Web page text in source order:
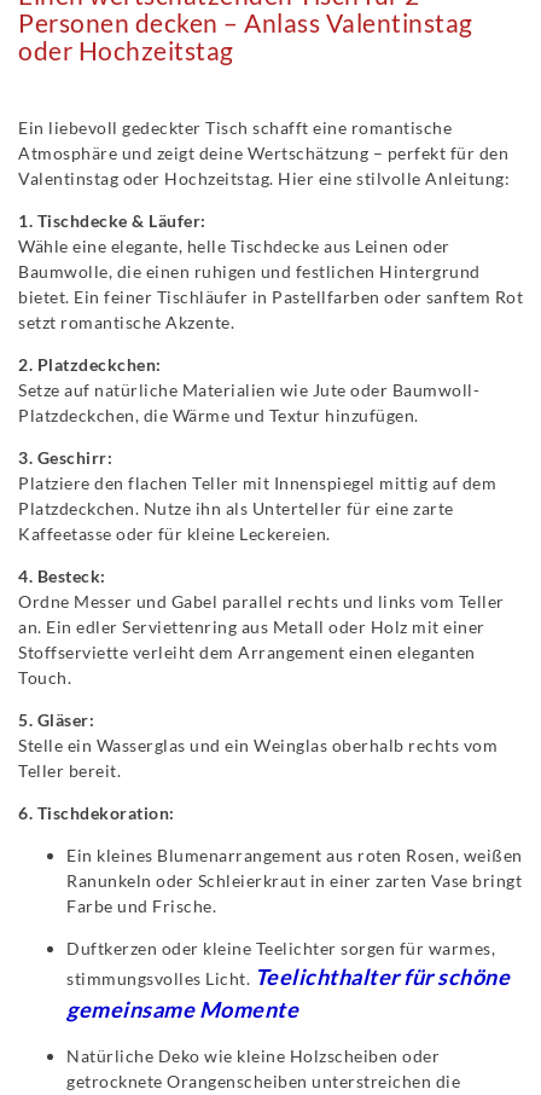
Personen decken – Anlass Valentinstag
oder Hochzeitstag
Ein liebevoll gedeckter Tisch schafft eine romantische
Atmosphäre und zeigt deine Wertschätzung – perfekt für den
Valentinstag oder Hochzeitstag. Hier eine stilvolle Anleitung:
1. Tischdecke & Läufer:
Wähle eine elegante, helle Tischdecke aus Leinen oder
Baumwolle, die einen ruhigen und festlichen Hintergrund
bietet. Ein feiner Tischläufer in Pastellfarben oder sanftem Rot
setzt romantische Akzente.
2. Platzdeckchen:
Setze auf natürliche Materialien wie Jute oder Baumwoll-
Platzdeckchen, die Wärme und Textur hinzufügen.
3. Geschirr:
Platziere den flachen Teller mit Innenspiegel mittig auf dem
Platzdeckchen. Nutze ihn als Unterteller für eine zarte
Kaffeetasse oder für kleine Leckereien.
4. Besteck:
Ordne Messer und Gabel parallel rechts und links vom Teller
an. Ein edler Serviettenring aus Metall oder Holz mit einer
Stoffserviette verleiht dem Arrangement einen eleganten
Touch.
5. Gläser:
Stelle ein Wasserglas und ein Weinglas oberhalb rechts vom
Teller bereit.
6. Tischdekoration:
Ein kleines Blumenarrangement aus roten Rosen, weißen
Ranunkeln oder Schleierkraut in einer zarten Vase bringt
Farbe und Frische.
Duftkerzen oder kleine Teelichter sorgen für warmes,
stimmungsvolles Licht. Teelichthalter für schöne
gemeinsame Momente
Natürliche Deko wie kleine Holzscheiben oder
getrocknete Orangenscheiben unterstreichen die